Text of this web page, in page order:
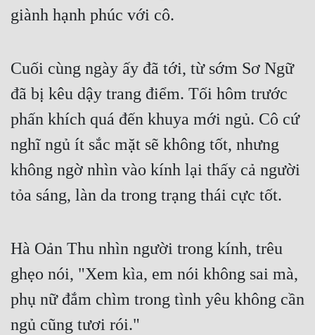
giành hạnh phúc với cô.
Cuối cùng ngày ấy đã tới, từ sớm Sơ Ngữ
đã bị kêu dậy trang điểm. Tối hôm trước
phấn khích quá đến khuya mới ngủ. Cô cứ
nghĩ ngủ ít sắc mặt sẽ không tốt, nhưng
không ngờ nhìn vào kính lại thấy cả người
tỏa sáng, làn da trong trạng thái cực tốt.
Hà Oản Thu nhìn người trong kính, trêu
ghẹo nói, "Xem kìa, em nói không sai mà,
phụ nữ đắm chìm trong tình yêu không cần
ngủ cũng tươi rói."